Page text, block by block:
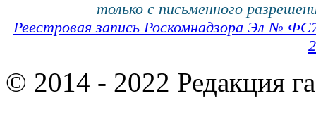
только с письменного
Реестровая запись Роскомнадзора Эл №
© 2014 - 2022 Редакция